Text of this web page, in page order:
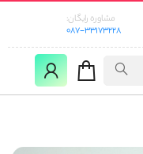
مشاوره رایگان:
087-33173228